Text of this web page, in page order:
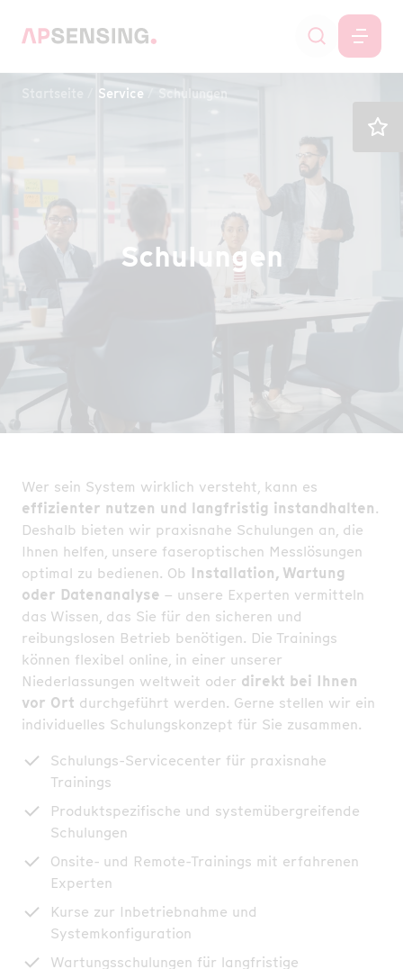
Service Schulungen
Schulungen
Wer sein System wirklich versteht, kann es
effizienter nutzen und langfristig instandhalten.
Deshalb bieten wir praxisnahe Schulungen an, die
Ihnen helfen, unsere faseroptischen Messlösungen
optimal zu bedienen. Ob Installation, Wartung
oder Datenanalyse – unsere Experten vermitteln
das Wissen, das Sie für den sicheren und
reibungslosen Betrieb benötigen. Die Trainings
können flexibel online, in einer unserer
Niederlassungen weltweit oder direkt bei Ihnen
vor Ort durchgeführt werden. Gerne stellen wir ein
individuelles Schulungskonzept für Sie zusammen.
Schulungs-Servicecenter für praxisnahe
Trainings
Produktspezifische und systemübergreifende
Schulungen
Onsite- und Remote-Trainings mit erfahrenen
Experten
Kurse zur Inbetriebnahme und
Systemkonfiguration
Wartungsschulungen für langfristige